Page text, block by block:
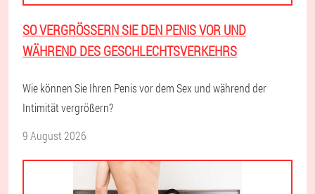
SO VERGRÖSSERN SIE DEN PENIS VOR UND W
ÄHREND DES GESCHLECHTSVERKEHRS
Wie können Sie Ihren Penis vor dem Sex und während der
Intimität vergrößern?
9 August 2026